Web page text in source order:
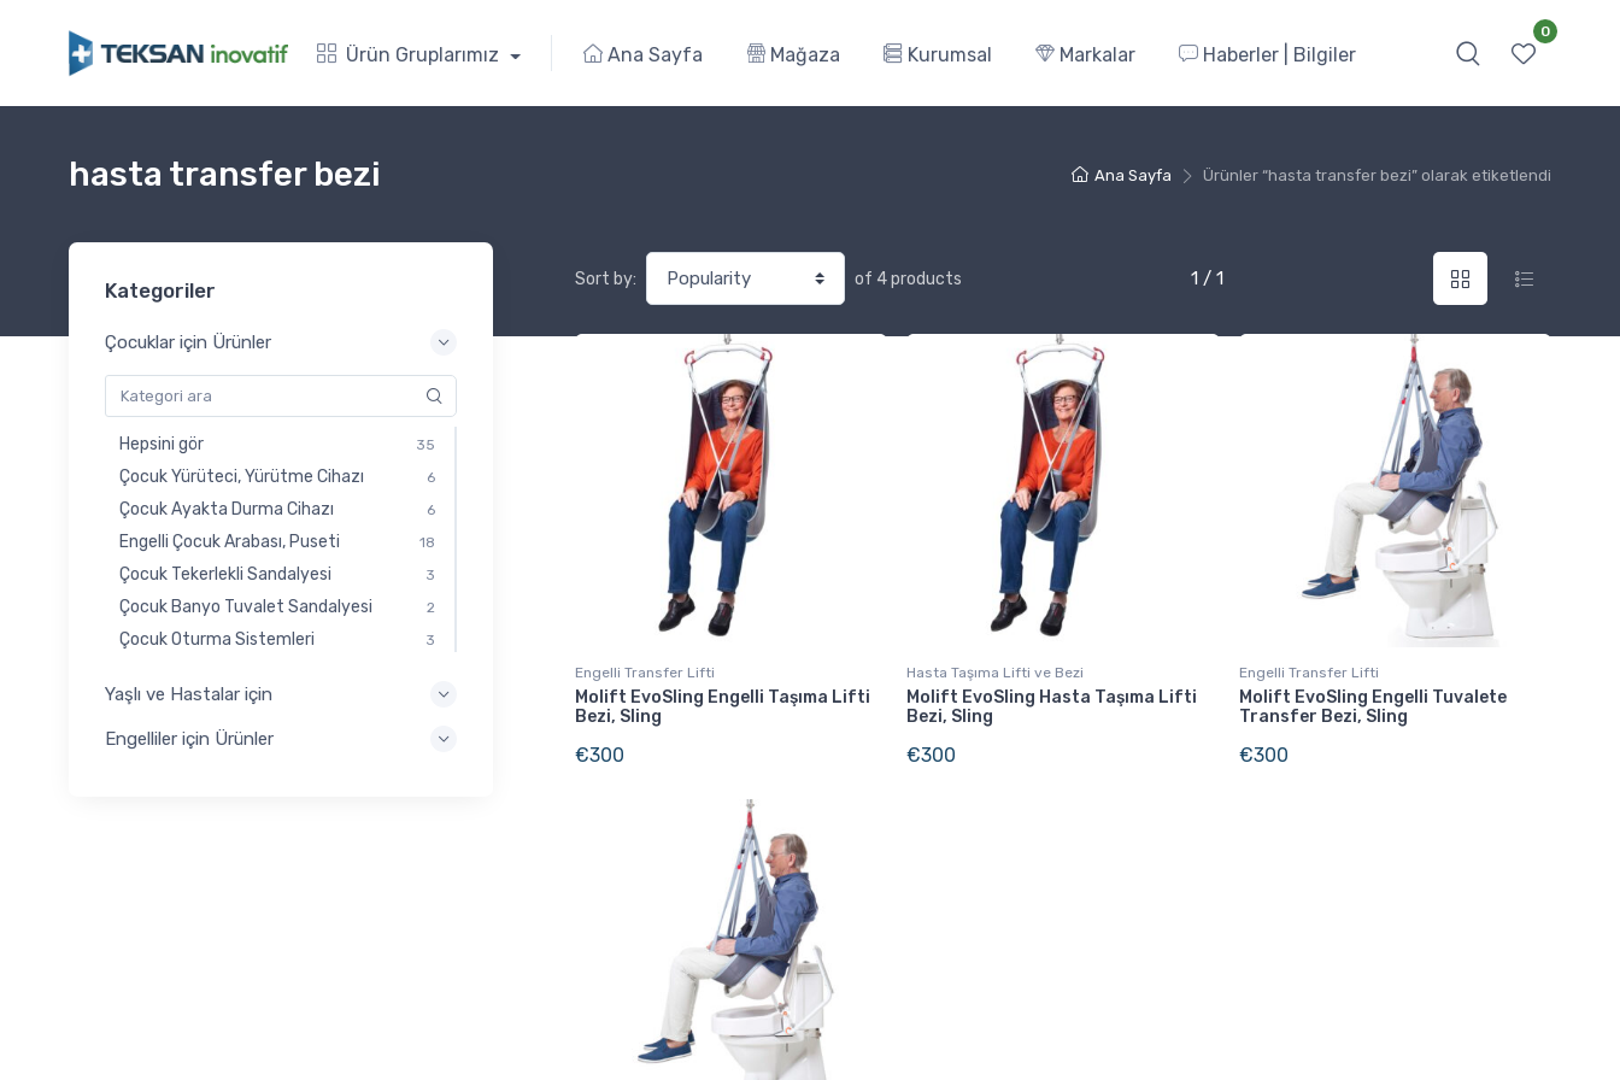
0
Ürün Gruplarımız Ana Sayfa Mağaza Kurumsal Markalar Haberler | Bilgiler
Ana Sayfa Ürünler “hasta transfer bezi” olarak etiketlendi
hasta transfer bezi
Sort by: of 4 products 1 / 1
Engelli Transfer Lifti
Molift EvoSling Engelli Taşıma Lifti
Bezi, Sling
€300
Hasta Taşıma Lifti ve Bezi
Molift EvoSling Hasta Taşıma Lifti
Bezi, Sling
€300
Engelli Transfer Lifti
Molift EvoSling Engelli Tuvalete
Transfer Bezi, Sling
€300
Kategoriler
Çocuklar için Ürünler
Hepsini gör 35
Çocuk Yürüteci, Yürütme Cihazı 6
Çocuk Ayakta Durma Cihazı 6
Engelli Çocuk Arabası, Puseti 18
Çocuk Tekerlekli Sandalyesi 3
Çocuk Banyo Tuvalet Sandalyesi 2
Çocuk Oturma Sistemleri 3
Yaşlı ve Hastalar için
Engelliler için Ürünler